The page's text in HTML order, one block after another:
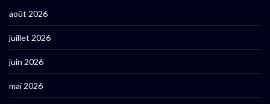
août 2026
juillet 2026
juin 2026
mai 2026